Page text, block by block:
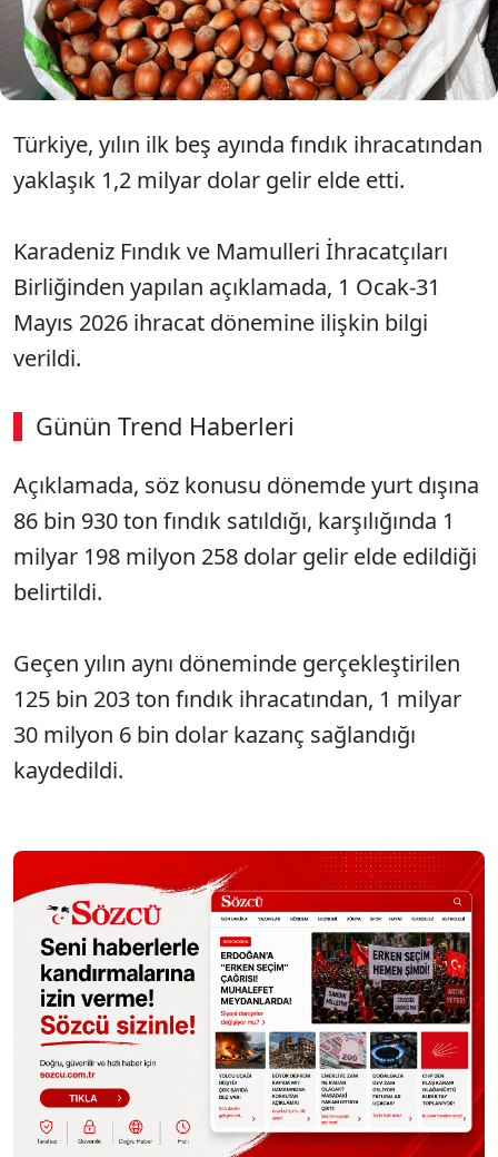
elde edilen döviz gelirindeki artış dikkat çekti.
Türkiye, yılın ilk beş ayında fındık ihracatından
yaklaşık 1,2 milyar dolar gelir elde etti.
​​​​​​​Karadeniz Fındık ve Mamulleri İhracatçıları
Birliğinden yapılan açıklamada, 1 Ocak-31
Mayıs 2026 ihracat dönemine ilişkin bilgi
verildi.
Günün Trend Haberleri
Açıklamada, söz konusu dönemde yurt dışına
86 bin 930 ton fındık satıldığı, karşılığında 1
milyar 198 milyon 258 dolar gelir elde edildiği
belirtildi.
Geçen yılın aynı döneminde gerçekleştirilen
125 bin 203 ton fındık ihracatından, 1 milyar
30 milyon 6 bin dolar kazanç sağlandığı
kaydedildi.